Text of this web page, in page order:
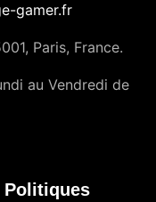
gamer.fr
Paris, France.
au Vendredi de
Politiques